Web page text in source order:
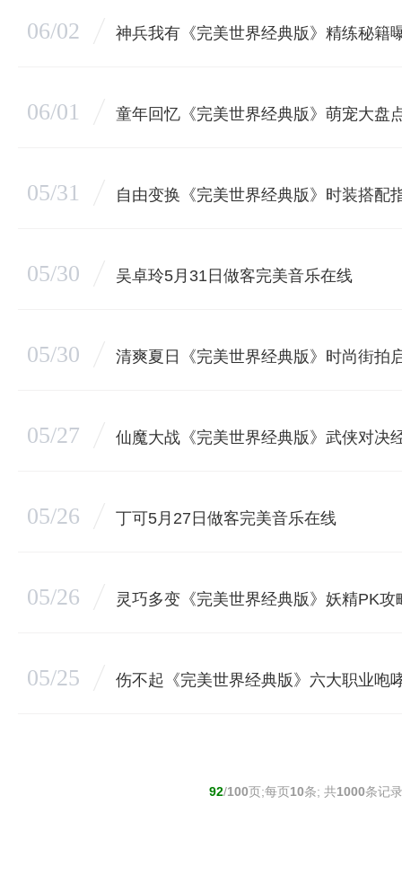
06/02 神兵我有《完美世界经典版》精练秘籍
06/01 童年回忆《完美世界经典版》萌宠大盘
05/31 自由变换《完美世界经典版》时装搭配
05/30 吴卓玲5月31日做客完美音乐在线
05/30 清爽夏日《完美世界经典版》时尚街拍
05/27 仙魔大战《完美世界经典版》武侠对决
05/26 丁可5月27日做客完美音乐在线
05/26 灵巧多变《完美世界经典版》妖精PK攻
05/25 伤不起《完美世界经典版》六大职业咆
92/100页;每页10条; 共1000条记